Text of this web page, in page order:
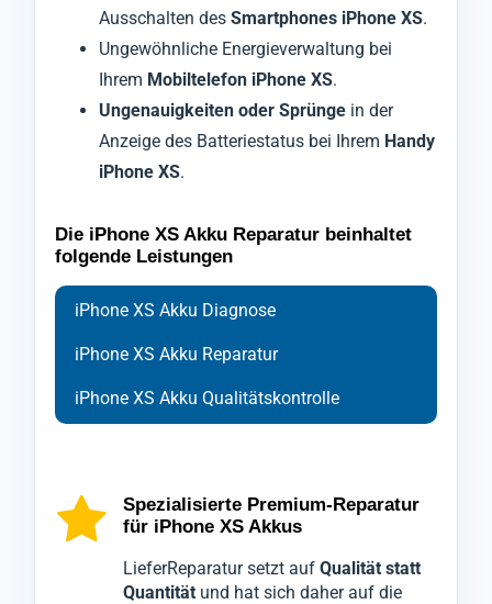
Ausschalten des Smartphones iPhone XS.
Ungewöhnliche Energieverwaltung bei
Ihrem Mobiltelefon iPhone XS.
Ungenauigkeiten oder Sprünge in der
Anzeige des Batteriestatus bei Ihrem Handy
iPhone XS.
Die iPhone XS Akku Reparatur beinhaltet
folgende Leistungen
iPhone XS Akku Diagnose
iPhone XS Akku Reparatur
iPhone XS Akku Qualitätskontrolle
um die genaue Ursache derAkkuprobleme
zu identifizieren.
Wir verstehen, dass Ihr
Mobiltelefon iPhone
unverzichtbar ist, daher geben wir unser
speziellen Werkzeugen geöffnet, um den
bestmöglichen Schutz zu gewährleisten,
sodass während unserer Techniker die
defekten Teile austauschen, keine Schäden
Kontrolle durch unsere Qualitätsabteilung,
die dasSmartphone iPhone XS
gründlich überprüft.
Erst wenn alle Tests bestanden sind, wird Ihr
Spezialisierte Premium-Reparatur
für iPhone XS Akkus
LieferReparatur setzt auf Qualität statt
Quantität und hat sich daher auf die